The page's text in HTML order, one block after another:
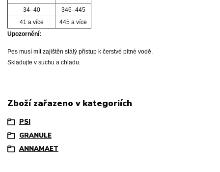
34–40
346–445
41 a více
445 a více
Upozornění:
Pes musí mít zajištěn stálý přístup k čerstvé pitné vodě.
Skladujte v suchu a chladu.
Zboží zařazeno v kategoriích
PSI
GRANULE
ANNAMAET